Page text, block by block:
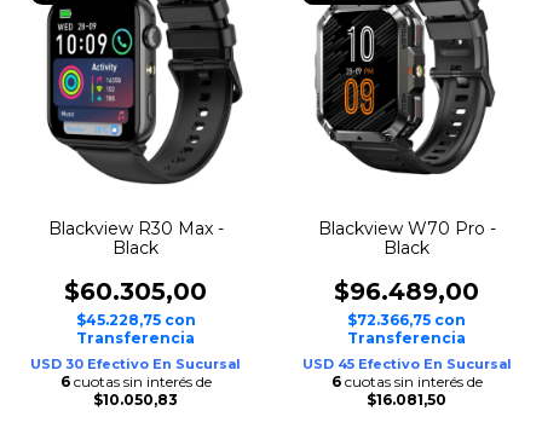
Blackview R30 Max -
Black
$60.305,00
$45.228,75 con
Transferencia
USD 30 Efectivo En Sucursal
6 cuotas sin interés de
$10.050,83
Blackview W70 Pro -
Black
$96.489,00
$72.366,75 con
Transferencia
USD 45 Efectivo En Sucursal
6 cuotas sin interés de
$16.081,50